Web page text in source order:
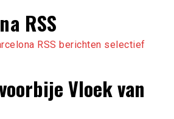
RSS
RSS berichten selectief
Vloek van